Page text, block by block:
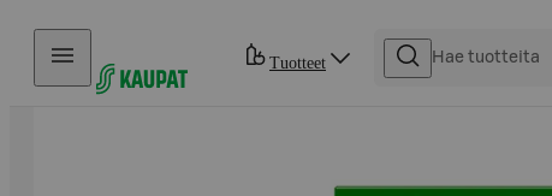
Hyppää sisältöön
Tuotteet